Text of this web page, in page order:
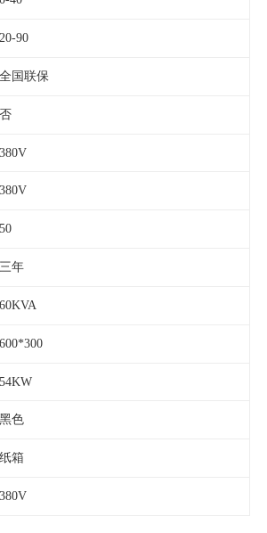
20-90
全国联保
否
380V
380V
50
三年
60KVA
600*300
54KW
黑色
纸箱
380V